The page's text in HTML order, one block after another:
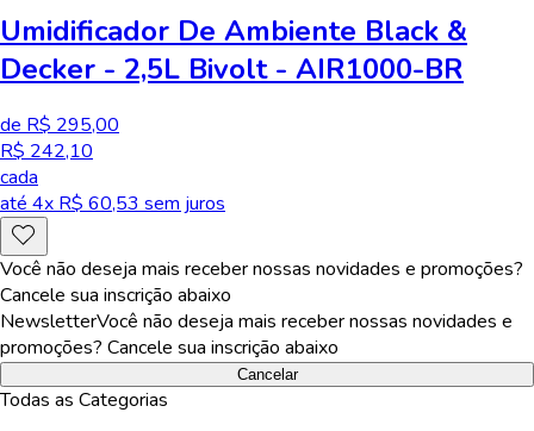
Umidificador De Ambiente Black &
Decker - 2,5L Bivolt - AIR1000-BR
de R$ 295,00
R$ 242,10
cada
até 4x R$ 60,53 sem juros
Você não deseja mais receber nossas novidades e promoções?
Cancele sua inscrição abaixo
NewsletterVocê não deseja mais receber nossas novidades e
promoções? Cancele sua inscrição abaixo
Cancelar
Todas as Categorias